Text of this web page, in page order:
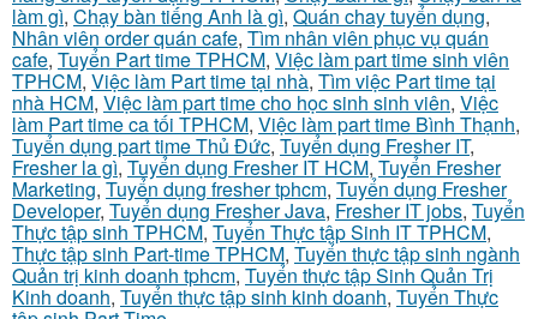
làm gì, Chạy bàn tiếng Anh là gì, Quán chay tuyển dụng,
Nhân viên order quán cafe, Tìm nhân viên phục vụ quán
cafe, Tuyển Part time TPHCM, Việc làm part time sinh viên
TPHCM, Việc làm Part time tại nhà, Tìm việc Part time tại
nhà HCM, Việc làm part time cho học sinh sinh viên, Việc
làm Part time ca tối TPHCM, Việc làm part time Bình Thạnh,
Tuyển dụng part time Thủ Đức, Tuyển dụng Fresher IT,
Fresher la gì, Tuyển dụng Fresher IT HCM, Tuyển Fresher
Marketing, Tuyển dụng fresher tphcm, Tuyển dụng Fresher
Developer, Tuyển dụng Fresher Java, Fresher IT jobs, Tuyển
Thực tập sinh TPHCM, Tuyển Thực tập Sinh IT TPHCM,
Thực tập sinh Part-time TPHCM, Tuyển thực tập sinh ngành
Quản trị kinh doanh tphcm, Tuyển thực tập Sinh Quản Trị
Kinh doanh, Tuyển thực tập sinh kinh doanh, Tuyển Thực